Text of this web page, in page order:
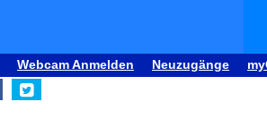
Webcam Anmelden Neuzugänge